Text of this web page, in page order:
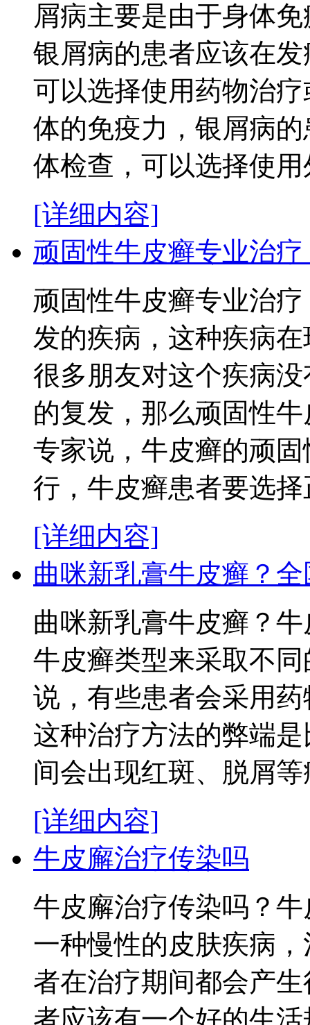
屑病主要是由于身体
银屑病的患者应该在
可以选择使用药物治
体的免疫力，银屑病
体检查，可以选择使用
[详细内容]
顽固性牛皮癣专业治
顽固性牛皮癣专业治
发的疾病，这种疾病
很多朋友对这个疾病
的复发，那么顽固性
专家说，牛皮癣的顽
行，牛皮癣患者要选
[详细内容]
曲咪新乳膏牛皮癣？
曲咪新乳膏牛皮癣？
牛皮癣类型来采取不
说，有些患者会采用
这种治疗方法的弊端
间会出现红斑、脱屑等
[详细内容]
牛皮廨治疗传染吗
牛皮廨治疗传染吗？
一种慢性的皮肤疾病
者在治疗期间都会产